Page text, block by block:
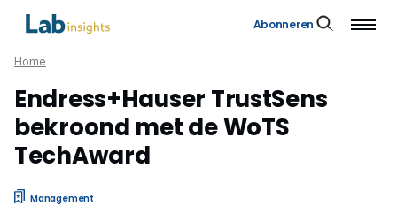
Abonneren
Home
Endress+Hauser TrustSens
bekroond met de WoTS
TechAward
Management